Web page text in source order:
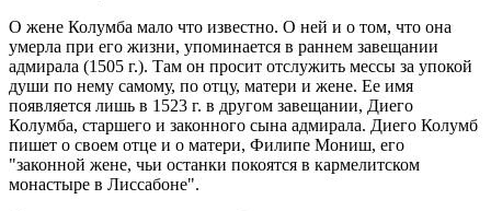
О жене Колумба мало что известно. О ней и о том, что она
умерла при его жизни, упоминается в раннем завещании
адмирала (1505 г.). Там он просит отслужить мессы за упокой
души по нему самому, по отцу, матери и жене. Ее имя
появляется лишь в 1523 г. в другом завещании, Диего
Колумба, старшего и законного сына адмирала. Диего Колумб
пишет о своем отце и о матери, Филипе Мониш, его
"законной жене, чьи останки покоятся в кармелитском
монастыре в Лиссабоне".